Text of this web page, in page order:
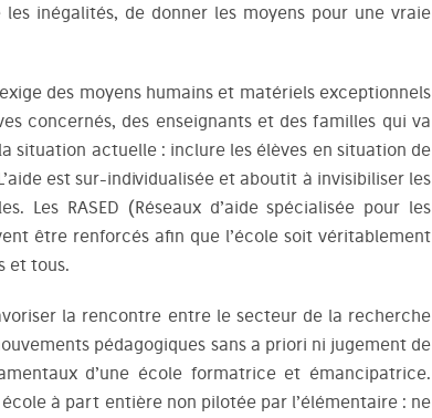
inégalités, de donner les moyens pour une vraie
des moyens humains et matériels exceptionnels
concernés, des enseignants et des familles qui va
situation actuelle : inclure les élèves en situation de
est sur-individualisée et aboutit à invisibiliser les
Les RASED (Réseaux d’aide spécialisée pour les
être renforcés afin que l’école soit véritablement
et tous.
la rencontre entre le secteur de la recherche
pédagogiques sans a priori ni jugement de
d’une école formatrice et émancipatrice.
à part entière non pilotée par l’élémentaire : ne